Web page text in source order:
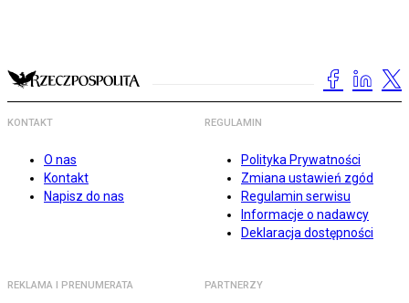
KONTAKT
O nas
Kontakt
Napisz do nas
REGULAMIN
Polityka Prywatności
Zmiana ustawień zgód
Regulamin serwisu
Informacje o nadawcy
Deklaracja dostępności
REKLAMA I PRENUMERATA PARTNERZY